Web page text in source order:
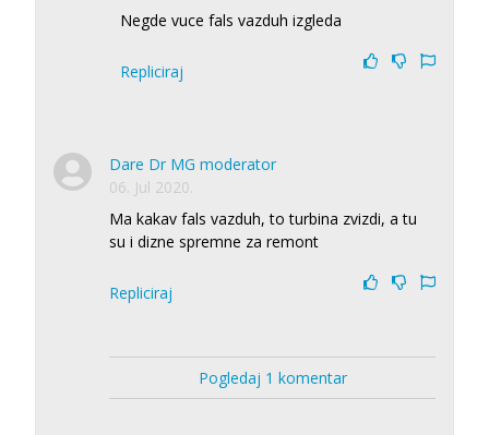
Negde vuce fals vazduh izgleda
Repliciraj
Dare Dr MG moderator
06. Jul 2020.
Ma kakav fals vazduh, to turbina zvizdi, a tu
su i dizne spremne za remont
Repliciraj
Pogledaj 1 komentar